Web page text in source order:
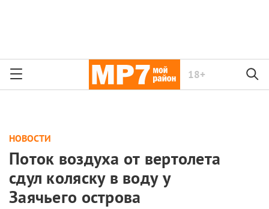
18+
НОВОСТИ
Поток воздуха от вертолета
сдул коляску в воду у
Заячьего острова